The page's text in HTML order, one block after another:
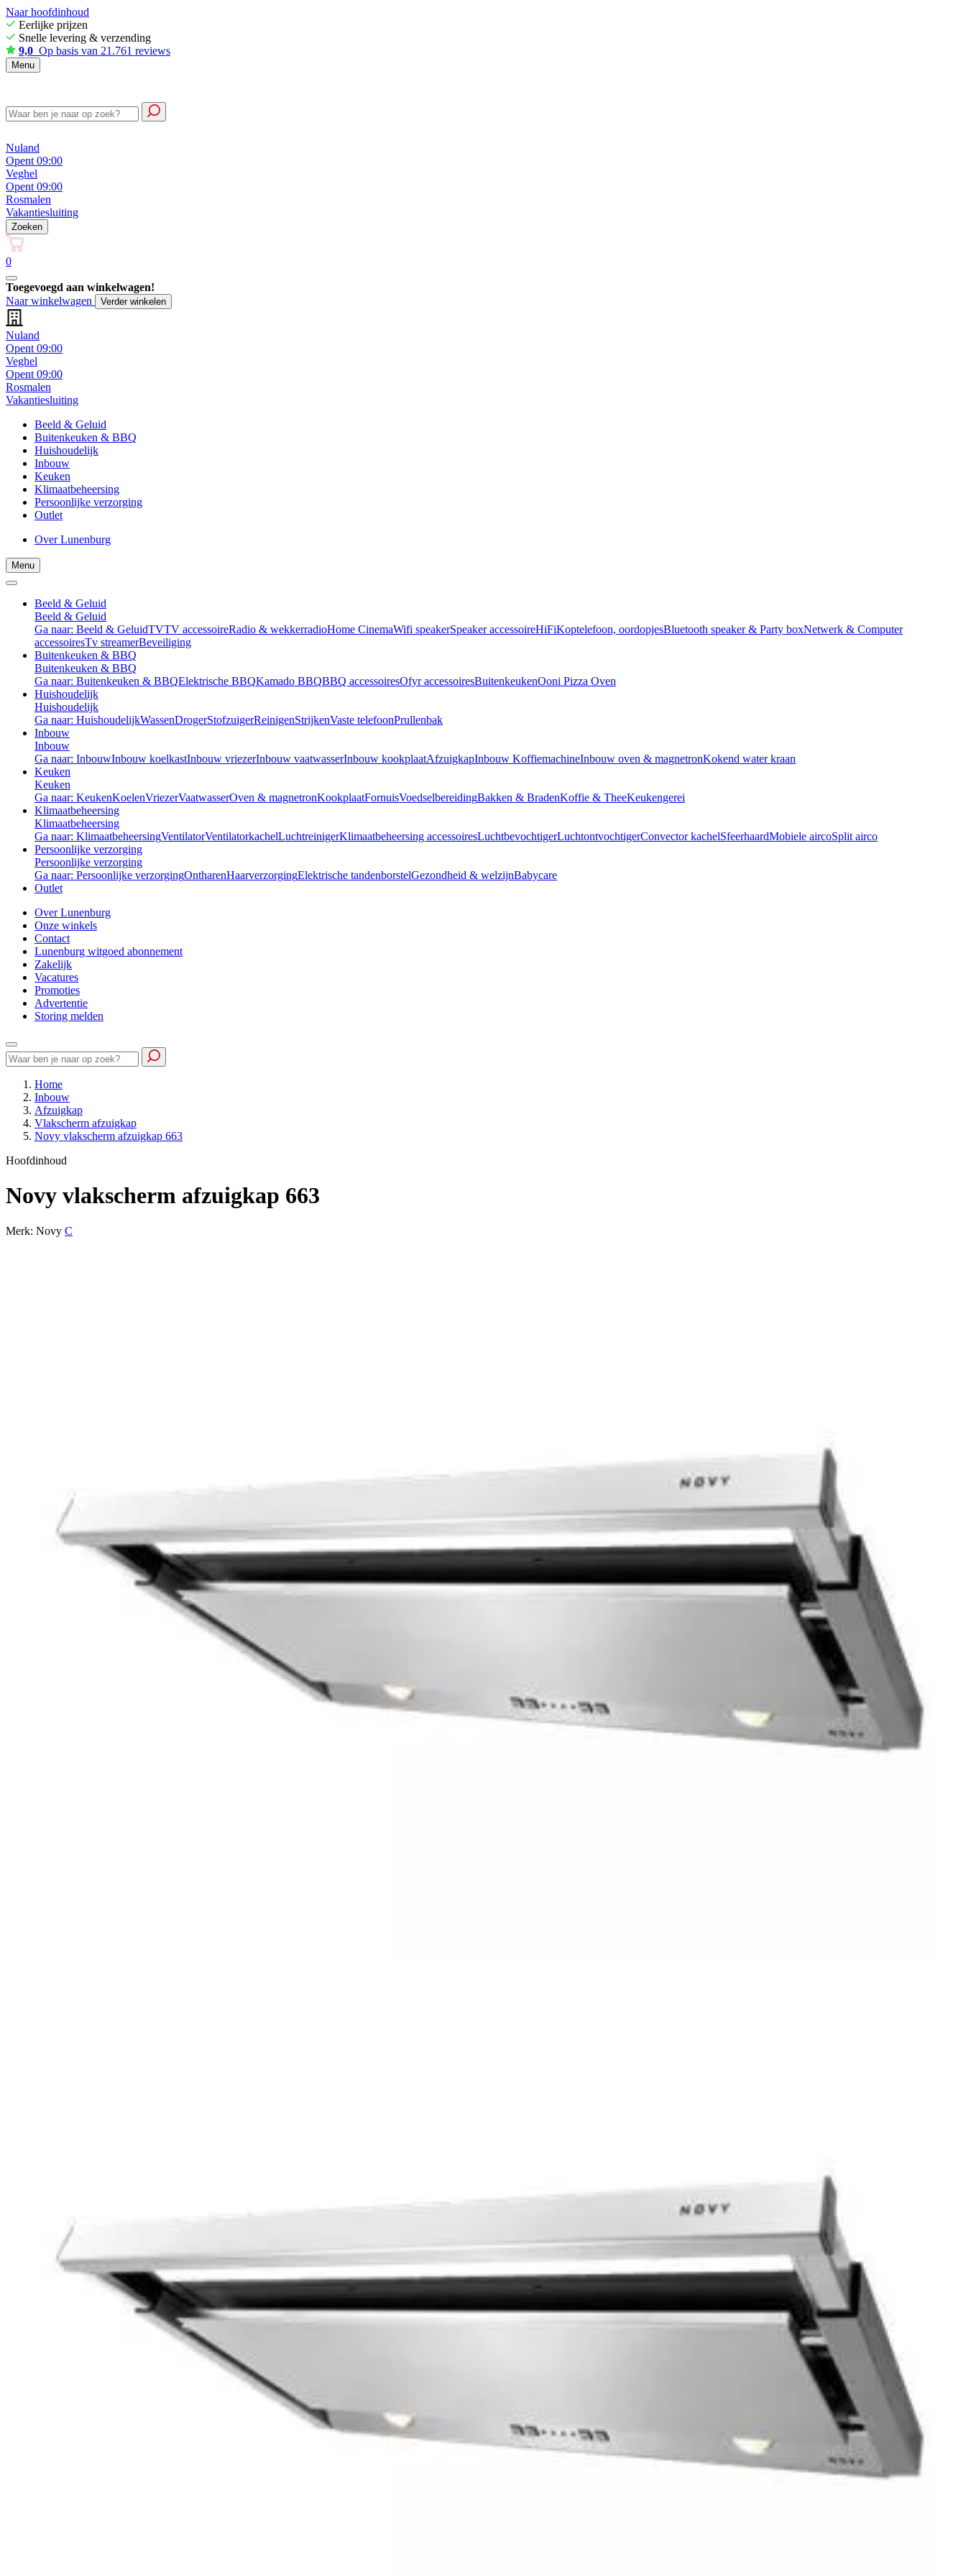
Naar hoofdinhoud
Eerlijke prijzen
Snelle levering & verzending
9,0 Op basis van 21.761 reviews
Menu
Nuland
Opent 09:00
Veghel
Opent 09:00
Rosmalen
Vakantiesluiting
Zoeken
0
Toegevoegd aan winkelwagen!
Naar winkelwagen
Verder winkelen
Nuland
Opent 09:00
Veghel
Opent 09:00
Rosmalen
Vakantiesluiting
Beeld & Geluid
Buitenkeuken & BBQ
Huishoudelijk
Inbouw
Keuken
Klimaatbeheersing
Persoonlijke verzorging
Outlet
Over Lunenburg
Menu
Beeld & Geluid
Beeld & Geluid
Ga naar: Beeld & GeluidTVTV accessoireRadio & wekkerradioHome CinemaWifi speakerSpeaker accessoireHiFiKoptelefoon, oordopjesBluetooth speaker & Party boxNetwerk & Computer
accessoiresTv streamerBeveiliging
Buitenkeuken & BBQ
Buitenkeuken & BBQ
Ga naar: Buitenkeuken & BBQElektrische BBQKamado BBQBBQ accessoiresOfyr accessoiresBuitenkeukenOoni Pizza Oven
Huishoudelijk
Huishoudelijk
Ga naar: HuishoudelijkWassenDrogerStofzuigerReinigenStrijkenVaste telefoonPrullenbak
Inbouw
Inbouw
Ga naar: InbouwInbouw koelkastInbouw vriezerInbouw vaatwasserInbouw kookplaatAfzuigkapInbouw KoffiemachineInbouw oven & magnetronKokend water kraan
Keuken
Keuken
Ga naar: KeukenKoelenVriezerVaatwasserOven & magnetronKookplaatFornuisVoedselbereidingBakken & BradenKoffie & TheeKeukengerei
Klimaatbeheersing
Klimaatbeheersing
Ga naar: KlimaatbeheersingVentilatorVentilatorkachelLuchtreinigerKlimaatbeheersing accessoiresLuchtbevochtigerLuchtontvochtigerConvector kachelSfeerhaardMobiele aircoSplit airco
Persoonlijke verzorging
Persoonlijke verzorging
Ga naar: Persoonlijke verzorgingOntharenHaarverzorgingElektrische tandenborstelGezondheid & welzijnBabycare
Outlet
Over Lunenburg
Onze winkels
Contact
Lunenburg witgoed abonnement
Zakelijk
Vacatures
Promoties
Advertentie
Storing melden
Home
Inbouw
Afzuigkap
Vlakscherm afzuigkap
Novy vlakscherm afzuigkap 663
Hoofdinhoud
Novy vlakscherm afzuigkap 663
Merk: Novy C